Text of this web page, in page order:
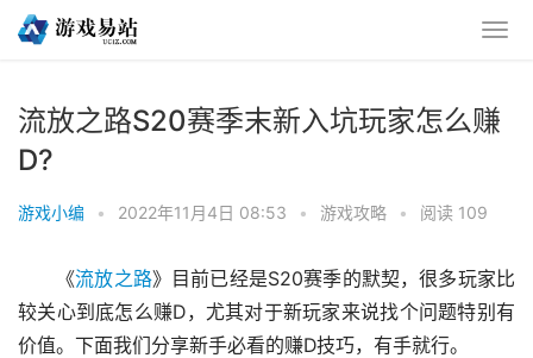
流放之路S20赛季末新入坑玩家怎么赚
D?
游戏小编 • 2022年11月4日 08:53 • 游戏攻略 • 阅读 109
《流放之路》目前已经是S20赛季的默契，很多玩家比
较关心到底怎么赚D，尤其对于新玩家来说找个问题特别有
价值。下面我们分享新手必看的赚D技巧，有手就行。